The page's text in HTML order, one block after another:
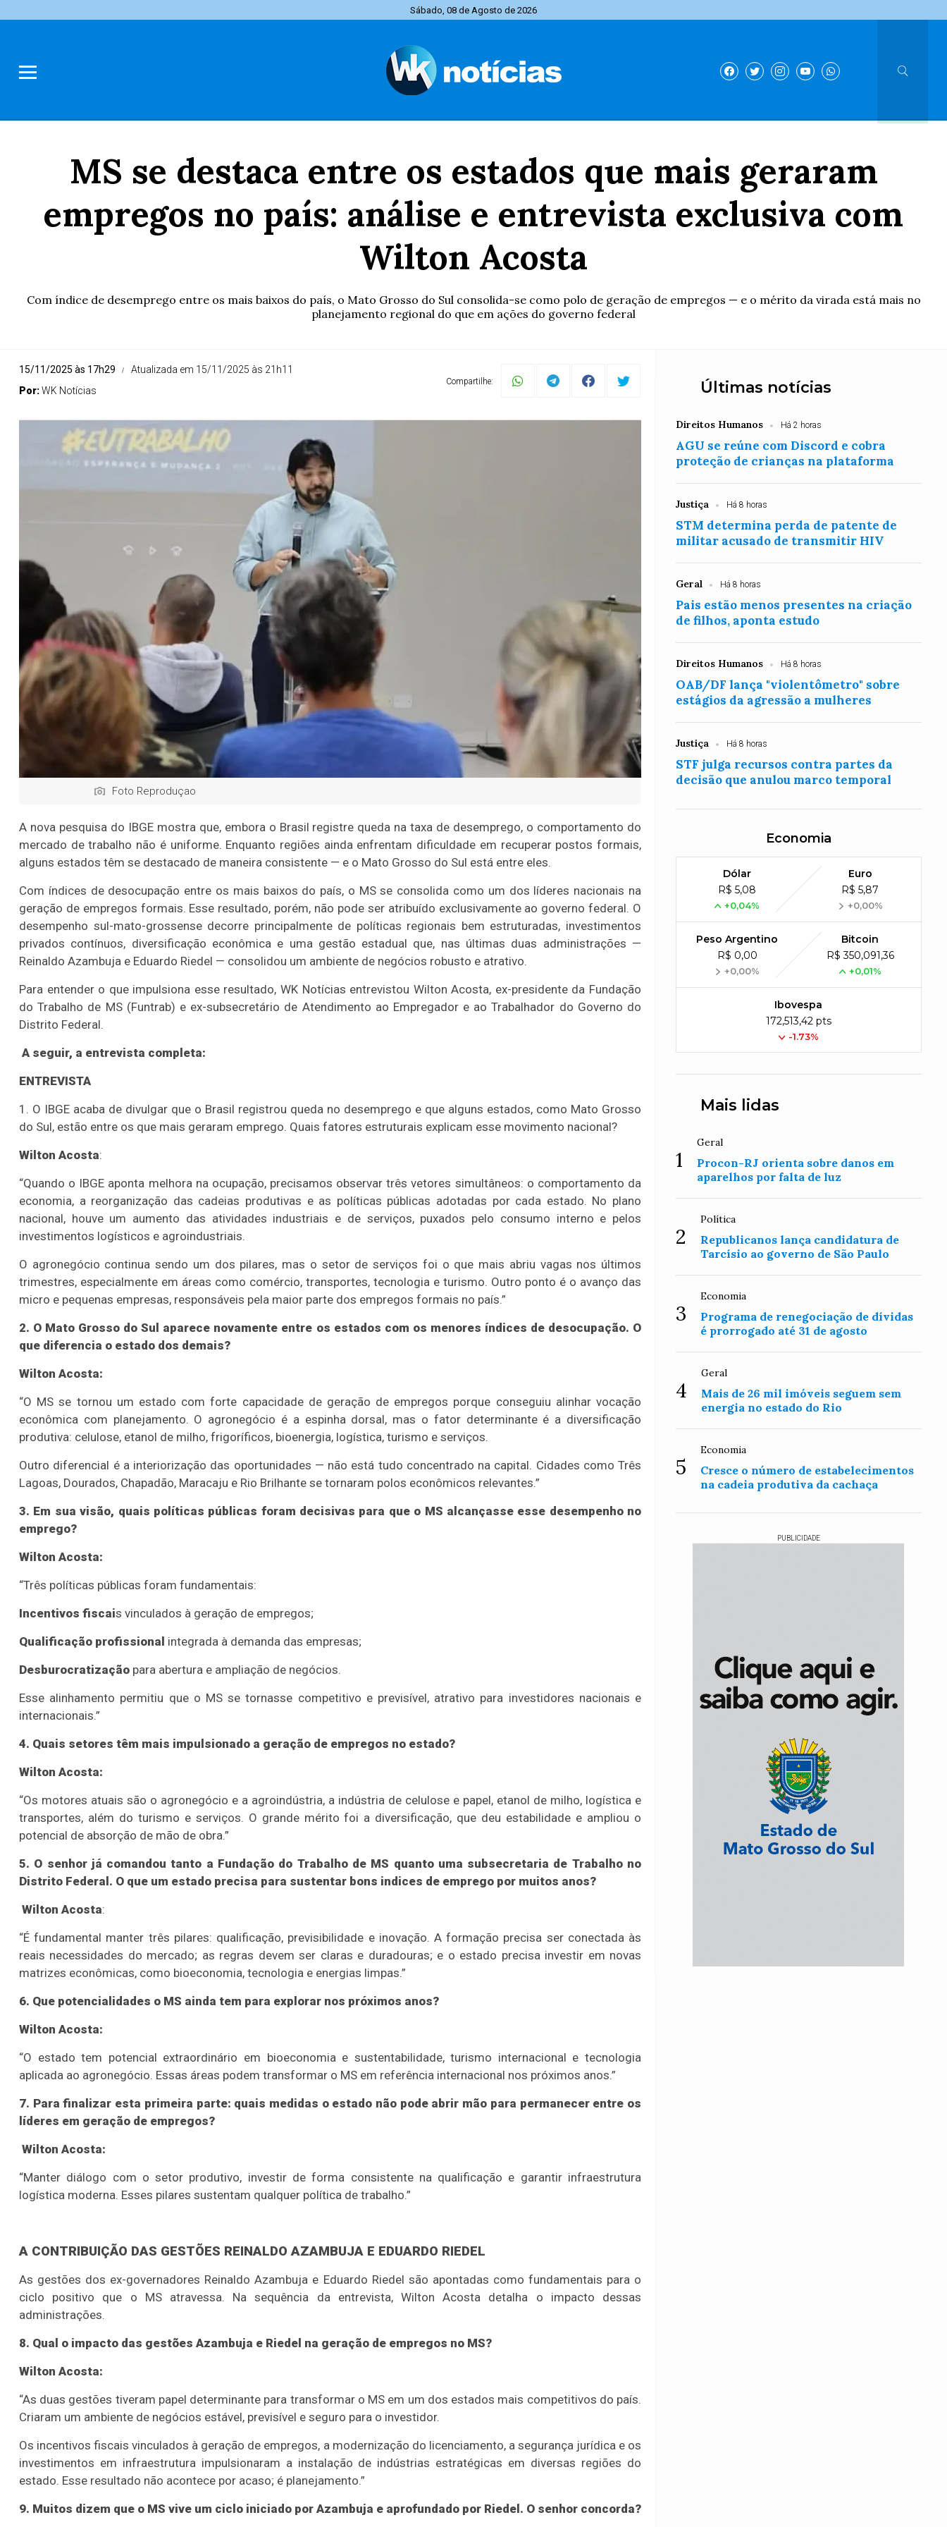
Sábado, 08 de Agosto de 2026
MS se destaca entre os estados que mais geraram
empregos no país: análise e entrevista exclusiva com
Wilton Acosta
Com índice de desemprego entre os mais baixos do país, o Mato Grosso do Sul consolida-se como polo de geração de empregos — e o mérito da virada está mais no
planejamento regional do que em ações do governo federal
15/11/2025 às 17h29
Atualizada em 15/11/2025 às 21h11
Por:WK Notícias
Compartilhe:
Foto Reproduçao
A nova pesquisa do IBGE mostra que, embora o Brasil registre queda na taxa de desemprego, o comportamento do
mercado de trabalho não é uniforme. Enquanto regiões ainda enfrentam dificuldade em recuperar postos formais,
alguns estados têm se destacado de maneira consistente — e o Mato Grosso do Sul está entre eles.
Com índices de desocupação entre os mais baixos do país, o MS se consolida como um dos líderes nacionais na
geração de empregos formais. Esse resultado, porém, não pode ser atribuído exclusivamente ao governo federal. O
desempenho sul-mato-grossense decorre principalmente de políticas regionais bem estruturadas, investimentos
privados contínuos, diversificação econômica e uma gestão estadual que, nas últimas duas administrações —
Reinaldo Azambuja e Eduardo Riedel — consolidou um ambiente de negócios robusto e atrativo.
Para entender o que impulsiona esse resultado, WK Notícias entrevistou Wilton Acosta, ex-presidente da Fundação
do Trabalho de MS (Funtrab) e ex-subsecretário de Atendimento ao Empregador e ao Trabalhador do Governo do
Distrito Federal.
A seguir, a entrevista completa:
ENTREVISTA
1. O IBGE acaba de divulgar que o Brasil registrou queda no desemprego e que alguns estados, como Mato Grosso
do Sul, estão entre os que mais geraram emprego. Quais fatores estruturais explicam esse movimento nacional?
Wilton Acosta:
“Quando o IBGE aponta melhora na ocupação, precisamos observar três vetores simultâneos: o comportamento da
economia, a reorganização das cadeias produtivas e as políticas públicas adotadas por cada estado. No plano
nacional, houve um aumento das atividades industriais e de serviços, puxados pelo consumo interno e pelos
investimentos logísticos e agroindustriais.
O agronegócio continua sendo um dos pilares, mas o setor de serviços foi o que mais abriu vagas nos últimos
trimestres, especialmente em áreas como comércio, transportes, tecnologia e turismo. Outro ponto é o avanço das
micro e pequenas empresas, responsáveis pela maior parte dos empregos formais no país.”
2. O Mato Grosso do Sul aparece novamente entre os estados com os menores índices de desocupação. O
que diferencia o estado dos demais?
Wilton Acosta:
“O MS se tornou um estado com forte capacidade de geração de empregos porque conseguiu alinhar vocação
econômica com planejamento. O agronegócio é a espinha dorsal, mas o fator determinante é a diversificação
produtiva: celulose, etanol de milho, frigoríficos, bioenergia, logística, turismo e serviços.
Outro diferencial é a interiorização das oportunidades — não está tudo concentrado na capital. Cidades como Três
Lagoas, Dourados, Chapadão, Maracaju e Rio Brilhante se tornaram polos econômicos relevantes.”
3. Em sua visão, quais políticas públicas foram decisivas para que o MS alcançasse esse desempenho no
emprego?
Wilton Acosta:
“Três políticas públicas foram fundamentais:
Incentivos fiscais vinculados à geração de empregos;
Qualificação profissional integrada à demanda das empresas;
Desburocratização para abertura e ampliação de negócios.
Esse alinhamento permitiu que o MS se tornasse competitivo e previsível, atrativo para investidores nacionais e
internacionais.”
4. Quais setores têm mais impulsionado a geração de empregos no estado?
Wilton Acosta:
“Os motores atuais são o agronegócio e a agroindústria, a indústria de celulose e papel, etanol de milho, logística e
transportes, além do turismo e serviços. O grande mérito foi a diversificação, que deu estabilidade e ampliou o
potencial de absorção de mão de obra.”
5. O senhor já comandou tanto a Fundação do Trabalho de MS quanto uma subsecretaria de Trabalho no
Distrito Federal. O que um estado precisa para sustentar bons indices de emprego por muitos anos?
Wilton Acosta:
“É fundamental manter três pilares: qualificação, previsibilidade e inovação. A formação precisa ser conectada às
reais necessidades do mercado; as regras devem ser claras e duradouras; e o estado precisa investir em novas
matrizes econômicas, como bioeconomia, tecnologia e energias limpas.”
6. Que potencialidades o MS ainda tem para explorar nos próximos anos?
Wilton Acosta:
“O estado tem potencial extraordinário em bioeconomia e sustentabilidade, turismo internacional e tecnologia
aplicada ao agronegócio. Essas áreas podem transformar o MS em referência internacional nos próximos anos.”
7. Para finalizar esta primeira parte: quais medidas o estado não pode abrir mão para permanecer entre os
líderes em geração de empregos?
Wilton Acosta:
“Manter diálogo com o setor produtivo, investir de forma consistente na qualificação e garantir infraestrutura
logística moderna. Esses pilares sustentam qualquer política de trabalho.”
A CONTRIBUIÇÃO DAS GESTÕES REINALDO AZAMBUJA E EDUARDO RIEDEL
As gestões dos ex-governadores Reinaldo Azambuja e Eduardo Riedel são apontadas como fundamentais para o
ciclo positivo que o MS atravessa. Na sequência da entrevista, Wilton Acosta detalha o impacto dessas
administrações.
8. Qual o impacto das gestões Azambuja e Riedel na geração de empregos no MS?
Wilton Acosta:
“As duas gestões tiveram papel determinante para transformar o MS em um dos estados mais competitivos do país.
Criaram um ambiente de negócios estável, previsível e seguro para o investidor.
Os incentivos fiscais vinculados à geração de empregos, a modernização do licenciamento, a segurança jurídica e os
investimentos em infraestrutura impulsionaram a instalação de indústrias estratégicas em diversas regiões do
estado. Esse resultado não acontece por acaso; é planejamento.”
9. Muitos dizem que o MS vive um ciclo iniciado por Azambuja e aprofundado por Riedel. O senhor concorda?
Últimas notícias
Direitos Humanos Há 2 horas
AGU se reúne com Discord e cobra
proteção de crianças na plataforma
Justiça Há 8 horas
STM determina perda de patente de
militar acusado de transmitir HIV
Geral Há 8 horas
Pais estão menos presentes na criação
de filhos, aponta estudo
Direitos Humanos Há 8 horas
OAB/DF lança "violentômetro" sobre
estágios da agressão a mulheres
Justiça Há 8 horas
STF julga recursos contra partes da
decisão que anulou marco temporal
Economia
Dólar
R$ 5,08
+0,04%
Euro
R$ 5,87
+0,00%
Peso Argentino
R$ 0,00
+0,00%
Bitcoin
R$ 350,091,36
+0,01%
Ibovespa
172,513,42 pts
-1.73%
Mais lidas
1
Geral
Procon-RJ orienta sobre danos em
aparelhos por falta de luz
2
Política
Republicanos lança candidatura de
Tarcísio ao governo de São Paulo
3
Economia
Programa de renegociação de dívidas
é prorrogado até 31 de agosto
4
Geral
Mais de 26 mil imóveis seguem sem
energia no estado do Rio
5
Economia
Cresce o número de estabelecimentos
na cadeia produtiva da cachaça
PUBLICIDADE